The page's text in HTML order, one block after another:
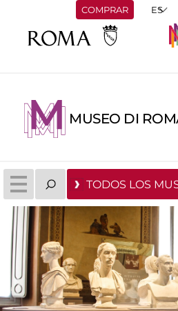
COMPRAR
MUSEO DI
TODOS LOS